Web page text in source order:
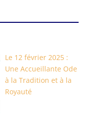
Le 12 février 2025 :
Une Accueillante Ode
à la Tradition et à la
Royauté